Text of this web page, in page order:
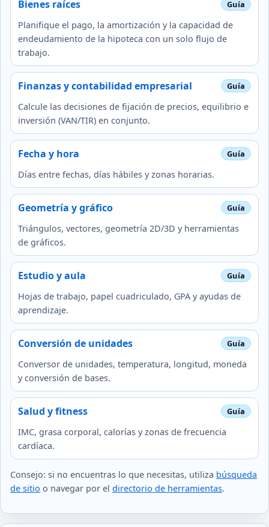
Bienes raíces
Planifique el pago, la amortización y la capacidad de
endeudamiento de la hipoteca con un solo flujo de
trabajo.
Finanzas y contabilidad empresarial
Calcule las decisiones de fijación de precios, equilibrio e
inversión (VAN/TIR) en conjunto.
Fecha y hora
Días entre fechas, días hábiles y zonas horarias.
Geometría y gráfico
Triángulos, vectores, geometría 2D/3D y herramientas
de gráficos.
Estudio y aula
Hojas de trabajo, papel cuadriculado, GPA y ayudas de
aprendizaje.
Conversión de unidades
Conversor de unidades, temperatura, longitud, moneda
y conversión de bases.
Salud y fitness
IMC, grasa corporal, calorías y zonas de frecuencia
cardíaca.
Consejo: si no encuentras lo que necesitas, utiliza búsqueda
de sitio o navegar por el directorio de herramientas.